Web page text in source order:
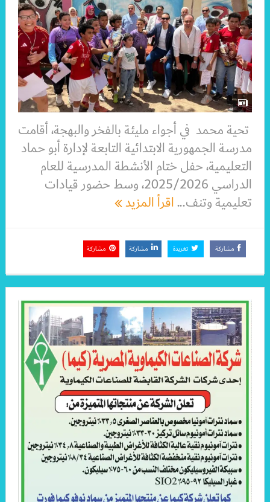
تحية محمد في أجواء مليئة بالفخر والبهجة، أقامت
مدرسة الجمهورية الابتدائية التابعة لإدارة أبو حماد
التعليمية، حفل ختام الأنشطة المدرسية للعام
الدراسي 2025/2026، وسط حضور قيادات
تعليمية وتنف...اقرأ المزيد
مشاركة تغريدة مشاركة مشاركة